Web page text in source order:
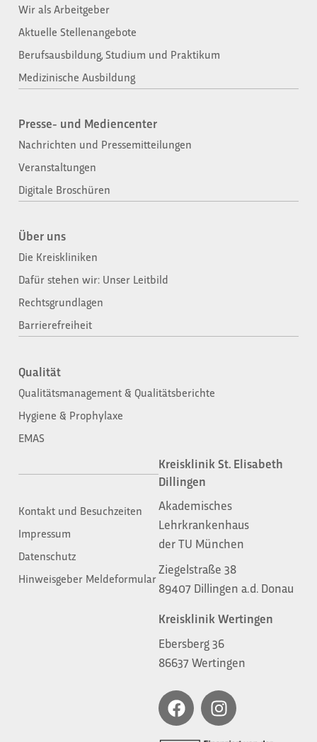
Wir als Arbeitgeber
Aktuelle Stellenangebote
Berufsausbildung, Studium und Praktikum
Medizinische Ausbildung
Presse- und Mediencenter
Nachrichten und Pressemitteilungen
Veranstaltungen
Digitale Broschüren
Über uns
Die Kreiskliniken
Dafür stehen wir: Unser Leitbild
Rechtsgrundlagen
Barrierefreiheit
Qualität
Qualitätsmanagement & Qualitätsberichte
Hygiene & Prophylaxe
EMAS
Kontakt und Besuchzeiten
Impressum
Datenschutz
Hinweisgeber Meldeformular
Kreisklinik St. Elisabeth
Dillingen
Akademisches
Lehrkrankenhaus
der TU München
Ziegelstraße 38
89407 Dillingen a.d. Donau
Kreisklinik Wertingen
Ebersberg 36
86637 Wertingen